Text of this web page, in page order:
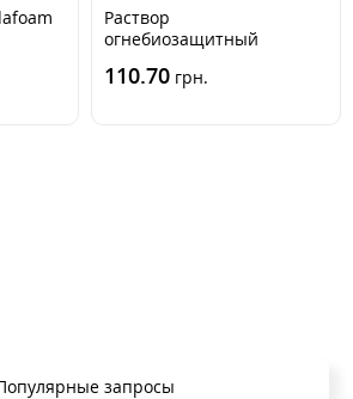
Раствор
огнебиозащитный
IMPREGNAT» RVPAI
110.70 грн.
запросы